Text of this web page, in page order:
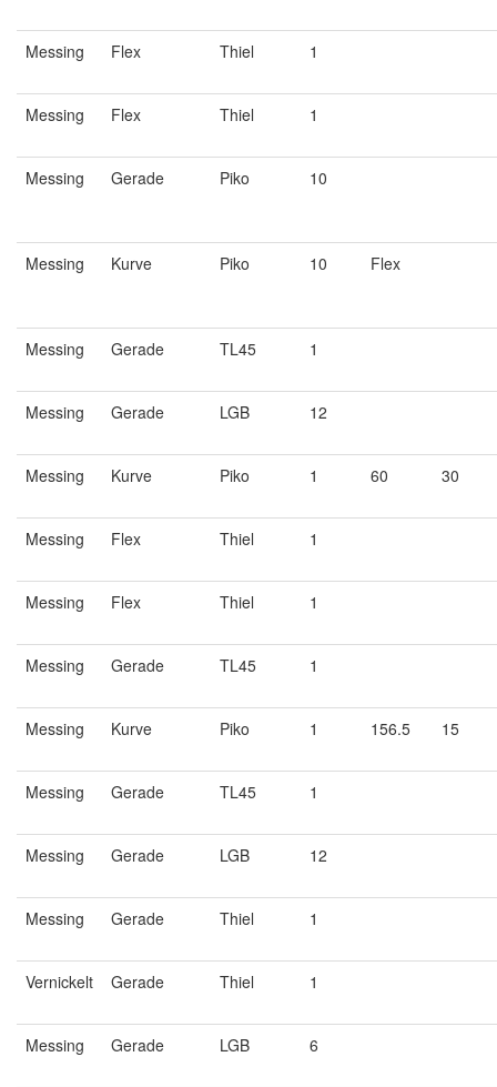
Messing Flex Thiel 1
Messing Flex Thiel 1
Messing Gerade Piko 10
Messing Kurve Piko 10 Flex
Messing Gerade TL45 1
Messing Gerade LGB 12
Messing Kurve Piko 1 60 30
Messing Flex Thiel 1
Messing Flex Thiel 1
Messing Gerade TL45 1
Messing Kurve Piko 1 156.5 15
Messing Gerade TL45 1
Messing Gerade LGB 12
Messing Gerade Thiel 1
Vernickelt Gerade Thiel 1
Messing Gerade LGB 6